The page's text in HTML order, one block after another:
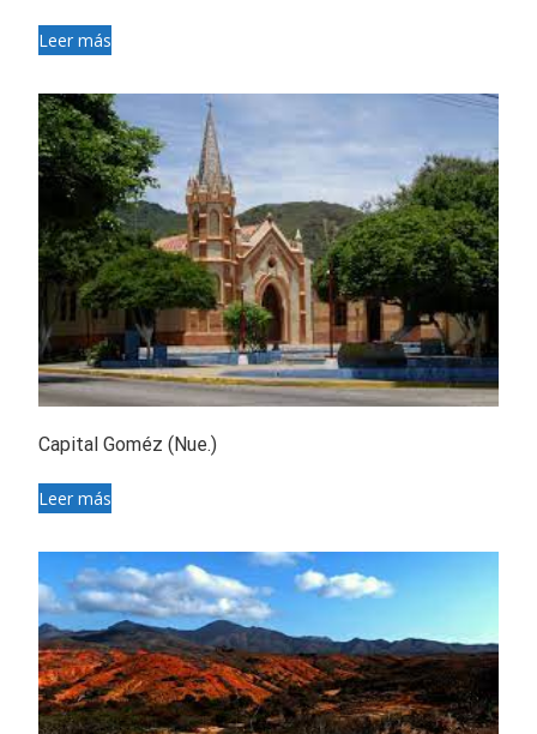
Leer más
Capital Goméz (Nue.)
Leer más